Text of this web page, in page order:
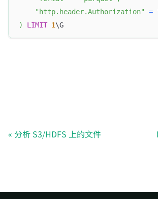
"http.header.Authorization"
=
)
LIMIT 1\G
分析 S3/HDFS 上的文件